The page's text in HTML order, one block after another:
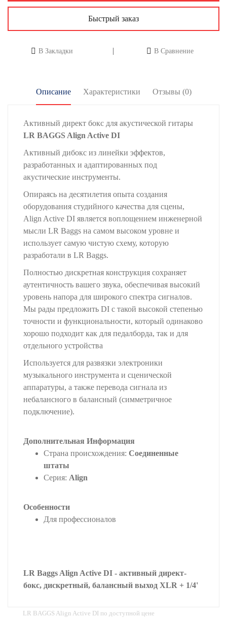
Быстрый заказ
В Закладки В Сравнение
Описание Характеристики Отзывы (0)
Активный директ бокс для акустической гитары
LR BAGGS Align Active DI
Активный дибокс из линейки эффектов,
разработанных и адаптированных под
акустические инструменты.
Опираясь на десятилетия опыта создания
оборудования студийного качества для сцены,
Align Active DI является воплощением инженерной
мысли LR Baggs на самом высоком уровне и
использует самую чистую схему, которую
разработали в LR Baggs.
Полностью дискретная конструкция сохраняет
аутентичность вашего звука, обеспечивая высокий
уровень напора для широкого спектра сигналов.
Мы рады предложить DI с такой высокой степенью
точности и функциональности, который одинаково
хорошо подходит как для педалборда, так и для
отдельного устройства
Используется для развязки электроники
музыкального инструмента и сценической
аппаратуры, а также перевода сигнала из
небалансного в балансный (симметричное
подключение).
Дополнительная Информация
Страна происхождения: Соединенные
штаты
Серия: Align
Особенности
Для профессионалов
LR Baggs Align Active DI - активный директ-
бокс, дискретный, балансный выход XLR + 1/4'
LR BAGGS Align Active DI по доступной цене